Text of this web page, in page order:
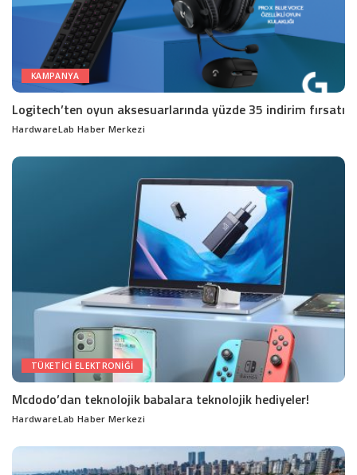
KAMPANYA
Logitech’ten oyun aksesuarlarında yüzde 35 indirim fırsatı
Posted
HardwareLab Haber Merkezi
TÜKETICI ELEKTRONIĞI
Mcdodo’dan teknolojik babalara teknolojik hediyeler!
Posted
HardwareLab Haber Merkezi